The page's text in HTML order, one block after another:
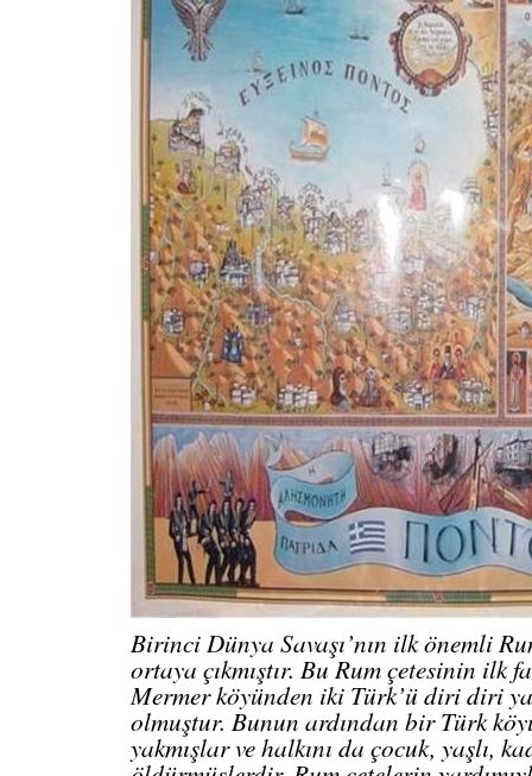
Birinci Dünya Savaşı’nın ilk önemli
ortaya çıkmıştır. Bu Rum çetesinin ilk
Mermer köyünden iki Türk’ü diri diri
olmuştur. Bunun ardından bir Türk
yakmışlar ve halkını da çocuk, yaşlı,